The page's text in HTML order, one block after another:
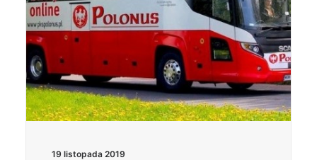
19 listopada 2019